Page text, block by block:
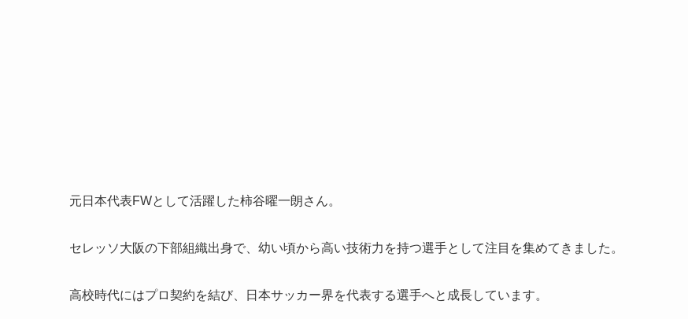
元日本代表FWとして活躍した柿谷曜一朗さん。
セレッソ大阪の下部組織出身で、幼い頃から高い技術力を持つ選手として注目を集めてきました。
高校時代にはプロ契約を結び、日本サッカー界を代表する選手へと成長しています。